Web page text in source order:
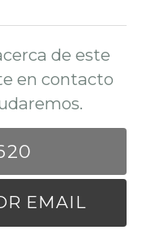
de este
en contacto
EMAIL